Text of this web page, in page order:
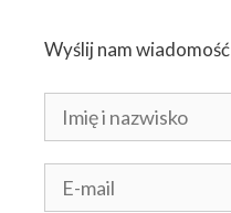
Wyślij nam wiadomość